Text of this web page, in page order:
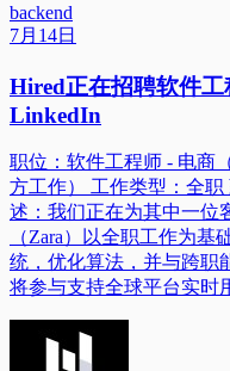
backend
7月14日
Hired正在招聘软件工
LinkedIn
职位：软件工程师 - 电商
方工作） 工作类型：全职
述：我们正在为其中一位
（Zara）以全职工作为
统，优化算法，并与跨职
将参与支持全球平台实时